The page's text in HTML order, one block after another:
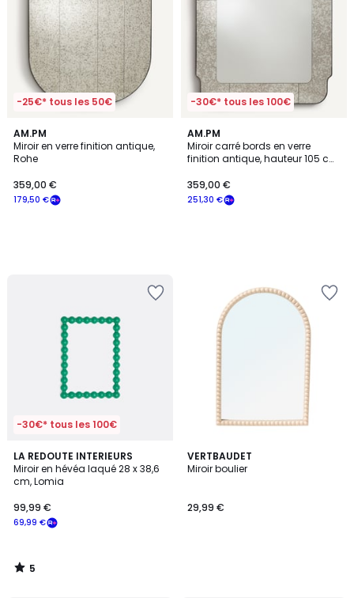
-25€* tous les 50€
AM.PM
Miroir en verre finition antique,
Rohe
179,50 €
359,00 €
-30€* tous les 100€
AM.PM
Miroir carré bords en verre
finition antique, hauteur 105 cm,
251,30 €
359,00 €
-30€* tous les 100€
LA REDOUTE INTERIEURS
Miroir en hévéa laqué 28 x 38,6
cm, Lomia
69,99 €
99,99 €
5
/
5
5
/
VERTBAUDET
Miroir boulier
29,99 €